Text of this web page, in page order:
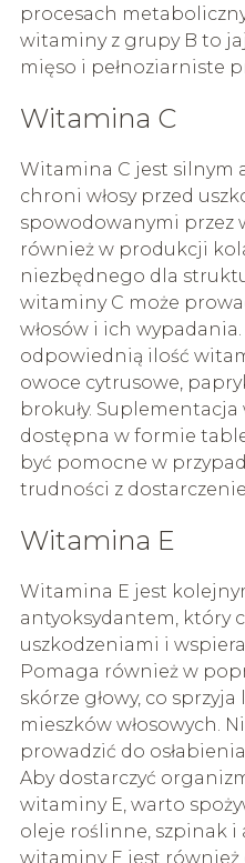
procesach
witaminy z grupy B to
mięso i pełnoziarniste
Witamina C
Witamina C jest silnym
chroni włosy przed
spowodowanymi przez
również w produkcji
niezbędnego dla
witaminy C może
włosów i ich
odpowiednią ilość
owoce cytrusowe,
brokuły.
dostępna w formie
być pomocne w
trudności z
Witamina E
Witamina E jest
antyoksydantem, który
uszkodzeniami i
Pomaga również w
skórze głowy, co
mieszków włosowych.
prowadzić do
Aby dostarczyć
witaminy E, warto
oleje roślinne, szpinak i
witaminy E jest również